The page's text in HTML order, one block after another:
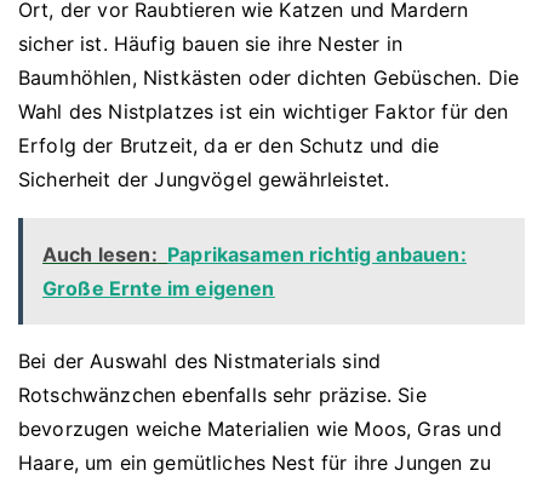
Ort, der vor Raubtieren wie Katzen und Mardern
sicher ist. Häufig bauen sie ihre Nester in
Baumhöhlen, Nistkästen oder dichten Gebüschen. Die
Wahl des Nistplatzes ist ein wichtiger Faktor für den
Erfolg der Brutzeit, da er den Schutz und die
Sicherheit der Jungvögel gewährleistet.
Auch lesen: Paprikasamen richtig anbauen:
Große Ernte im eigenen
Bei der Auswahl des Nistmaterials sind
Rotschwänzchen ebenfalls sehr präzise. Sie
bevorzugen weiche Materialien wie Moos, Gras und
Haare, um ein gemütliches Nest für ihre Jungen zu